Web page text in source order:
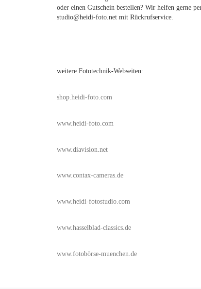
oder einen Gutschein bestellen? Wir helfen gerne
studio@heidi-foto.net mit Rückrufservice.
weitere Fototechnik-Webseiten:
shop.heidi-foto.com
www.heidi-foto.com
www.diavision.net
www.contax-cameras.de
www.heidi-fotostudio.com
www.hasselblad-classics.de
www.fotobörse-muenchen.de